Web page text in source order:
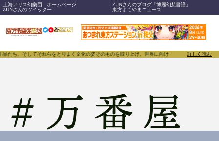
上海アリス幻樂団 ホームページ
ZUNさんのブログ「博麗幻想書譜」
ZUNさんのツイッター
東方よもやまニュース
、そしてそれらをとりまく文化の姿そのものを取り上げ、世界に向けて誇らしく発信する
詳しく読む
# 万番屋